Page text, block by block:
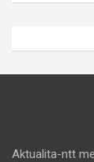
Aktualita-ntt